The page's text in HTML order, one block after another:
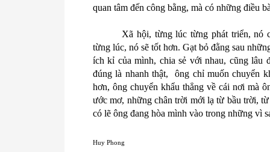
quan tâm đến công bằng, mà có những điều
Xã hội, từng lúc từng phát triển, nó
từng lúc, nó sẽ tốt hơn. Gạt bỏ đằng sau
ích kỉ của mình, chia sẻ với nhau, cũng lâu
đúng là nhanh thật,
ông chỉ muốn chuyển
hơn, ông chuyển khẩu thẳng về cái nơi mà
ước mơ, những chân trời mới lạ từ bầu trời,
có lẽ ông đang hòa mình vào trong những
Huy Phong